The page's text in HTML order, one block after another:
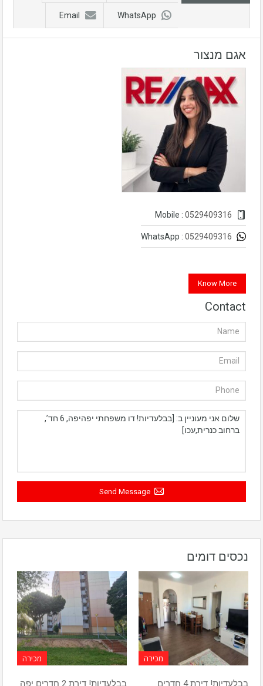
WhatsApp
Email
אגם מנצור
0529409316
0529409316
Know More
Contact
Send Message
נכסים דומים
מכירה
בבלעדיות! דירת 4 חדרים
מכירה
בבלעדיות! דירת 2 חדרים יפה